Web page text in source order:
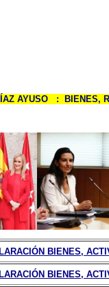
AYUSO : BIENES,
BIENES,
BIENES,